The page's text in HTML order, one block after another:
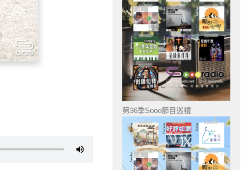
第36季Sooo節目巡禮